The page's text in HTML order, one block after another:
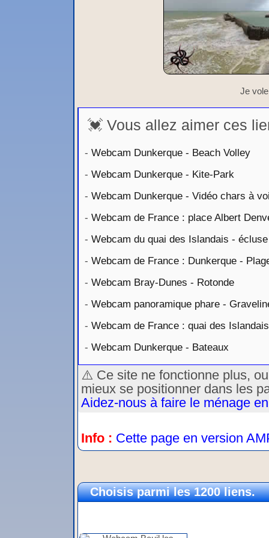
Je
💓 Vous allez aimer ces
- Webcam Dunkerque - Beach Volley
- Webcam Dunkerque - Kite-Park
- Webcam Dunkerque - Vidéo chars à
- Webcam de France : place Albert
- Webcam du quai des Islandais -
- Webcam de France : Dunkerque -
- Webcam Bray-Dunes - Rotonde
- Webcam panoramique phare -
- Webcam de France : quai des
- Webcam Dunkerque - Bateaux
⚠️ Ce site ne fonctionne plus,
mieux se positionner dans les
Aidez-nous à faire le ménage
Info : Cette page en version
Choisis parmi les 1200 liens.